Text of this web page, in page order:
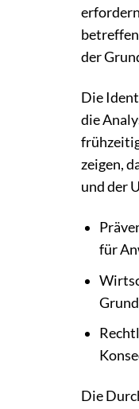
der
Die
die
zeigen,
und der
für
Die